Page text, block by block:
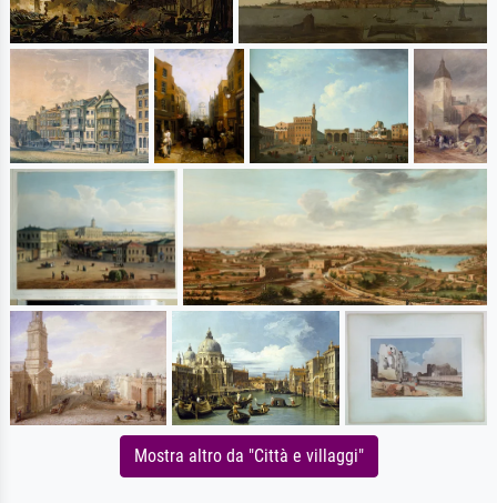
Mostra altro da "Città e villaggi"